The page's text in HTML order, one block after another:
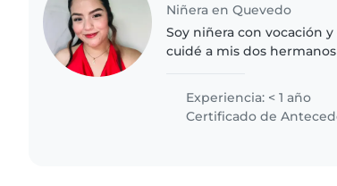
Niñera en Quevedo
Soy niñera con vocación
cuidé a mis dos
2 años, apoyándolo..
Experiencia: < 1 año
Certificado de